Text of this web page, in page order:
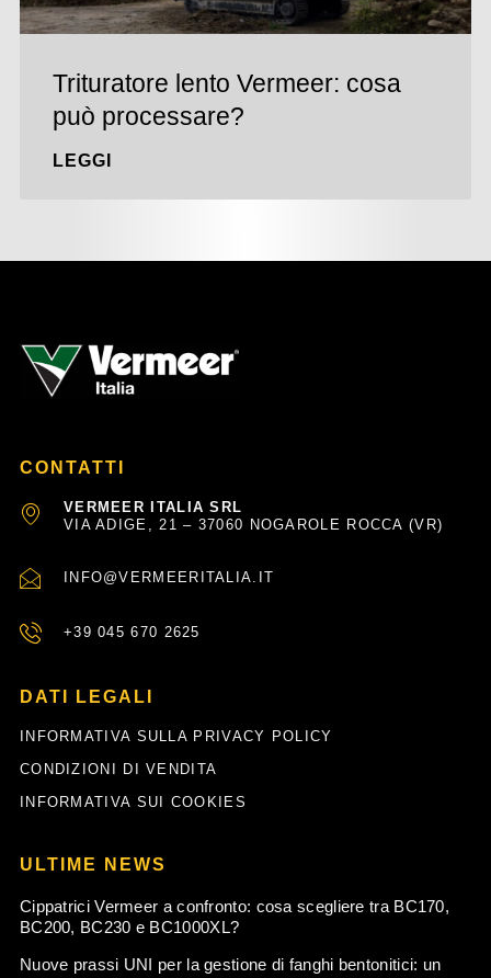
Trituratore lento Vermeer: cosa
può processare?
LEGGI
CONTATTI
VERMEER ITALIA SRL
VIA ADIGE, 21 – 37060 NOGAROLE ROCCA (VR)
INFO@VERMEERITALIA.IT
+39 045 670 2625
DATI LEGALI
INFORMATIVA SULLA PRIVACY POLICY
CONDIZIONI DI VENDITA
INFORMATIVA SUI COOKIES
ULTIME NEWS
Cippatrici Vermeer a confronto: cosa scegliere tra BC170,
BC200, BC230 e BC1000XL?
Nuove prassi UNI per la gestione di fanghi bentonitici: un